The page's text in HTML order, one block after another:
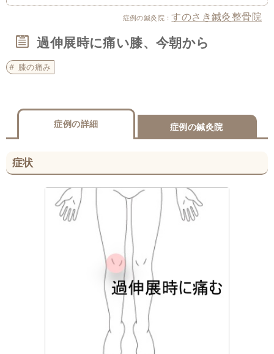
症例の鍼灸院：すのさき鍼灸整骨院
過伸展時に痛い膝、今朝から
膝の痛み
症例の詳細 症例の鍼灸院
症状